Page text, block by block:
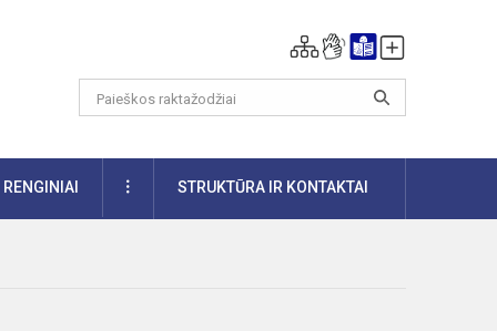
RENGINIAI DAUGIAUSTRUKTŪRA IR KONTAKTAI